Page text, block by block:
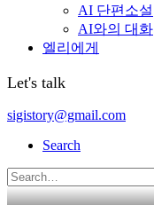
AI 단편소설
AI와의 대화
엘리에게
Let's talk
sigistory@gmail.com
Search